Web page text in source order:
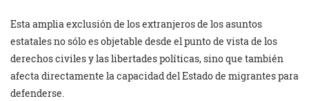
Esta amplia exclusión de los extranjeros de los asuntos
estatales no sólo es objetable desde el punto de vista de los
derechos civiles y las libertades políticas, sino que también
afecta directamente la capacidad del Estado de migrantes para
defenderse.